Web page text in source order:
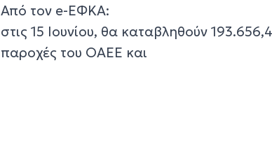
Από τον e-ΕΦΚΑ:
στις 15 Ιουνίου, θα καταβληθούν
παροχές του ΟΑΕΕ και